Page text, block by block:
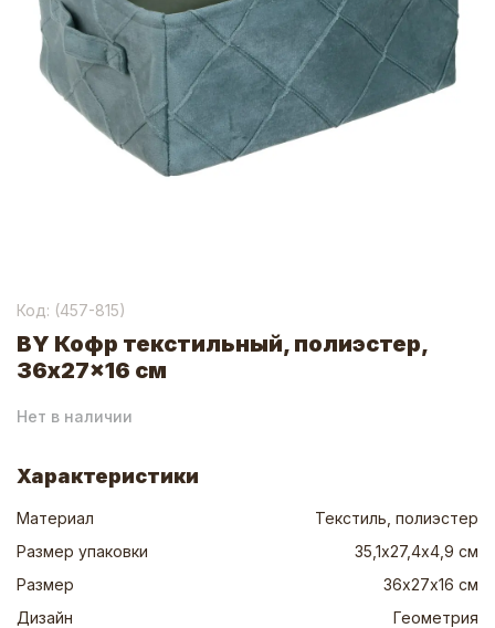
Код: (457-815)
BY Кофр текстильный, полиэстер,
36x27x16 см
Нет в наличии
Характеристики
Материал
Текстиль, полиэстер
Размер упаковки
35,1х27,4х4,9 см
Размер
36х27х16 см
Дизайн
Геометрия